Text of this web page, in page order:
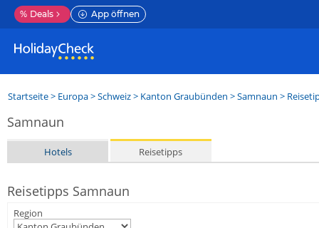
% Deals App öffnen
Startseite> Europa>Schweiz> Kanton Graubünden >Samnaun >
Samnaun
Hotels Reisetipps
Reisetipps Samnaun
Region